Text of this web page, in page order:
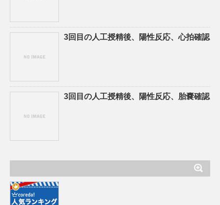
3回目の人工授精後、陽性反応、心拍確認
3回目の人工授精後、陽性反応、胎嚢確認